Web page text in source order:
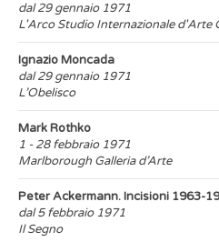
dal 29 gennaio 1971
L'Arco Studio Internazionale d'Arte
Ignazio Moncada
dal 29 gennaio 1971
L’Obelisco
Mark Rothko
1 - 28 febbraio 1971
Marlborough Galleria d’Arte
Peter Ackermann. Incisioni 1963-
dal 5 febbraio 1971
Il Segno